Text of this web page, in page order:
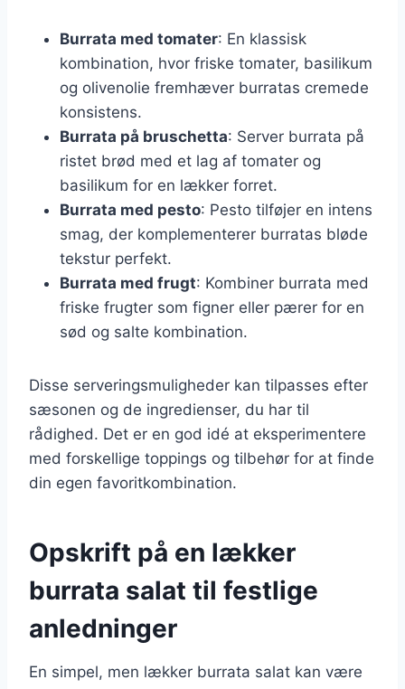
Burrata med tomater: En klassisk
kombination, hvor friske tomater, basilikum
og olivenolie fremhæver burratas cremede
konsistens.
Burrata på bruschetta: Server burrata på
ristet brød med et lag af tomater og
basilikum for en lækker forret.
Burrata med pesto: Pesto tilføjer en intens
smag, der komplementerer burratas bløde
tekstur perfekt.
Burrata med frugt: Kombiner burrata med
friske frugter som figner eller pærer for en
sød og salte kombination.
Disse serveringsmuligheder kan tilpasses efter
sæsonen og de ingredienser, du har til
rådighed. Det er en god idé at eksperimentere
med forskellige toppings og tilbehør for at finde
din egen favoritkombination.
Opskrift på en lækker
burrata salat til festlige
anledninger
En simpel, men lækker burrata salat kan være